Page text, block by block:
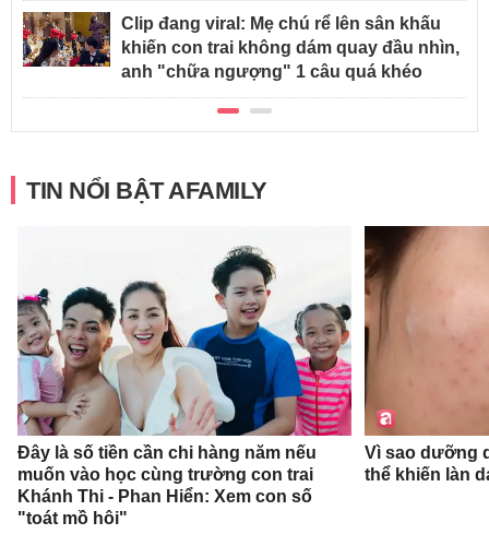
Clip đang viral: Mẹ chú rể lên sân khấu
khiến con trai không dám quay đầu nhìn,
anh "chữa ngượng" 1 câu quá khéo
TIN NỔI BẬT AFAMILY
Đây là số tiền cần chi hàng năm nếu
muốn vào học cùng trường con trai
Khánh Thi - Phan Hiển: Xem con số
"toát mồ hôi"
Vì sao dưỡng
thể khiến làn